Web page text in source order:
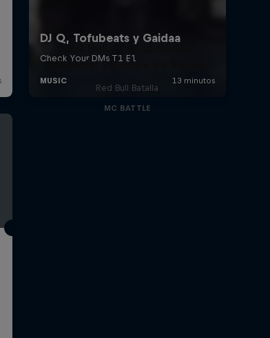
Red Bull Batalla Nueva
Historia: 20 Años de Rimas
Red Bull Batalla
MC BATTLE